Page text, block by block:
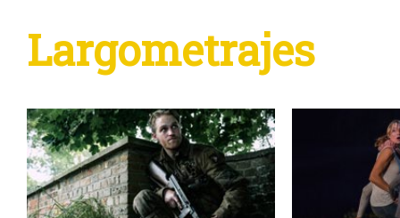
Largometrajes